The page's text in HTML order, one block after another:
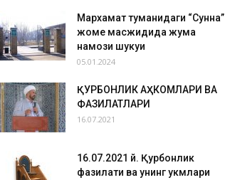
Мархамат туманидаги “Сунна”
жоме масжидида жума
намози шукуҳи
05.01.2024
ҚУРБОНЛИК АҲКОМЛАРИ ВА
ФАЗИЛАТЛАРИ
16.07.2021
16.07.2021 й. Қурбонлик
фазилати ва унинг ҳукмлари